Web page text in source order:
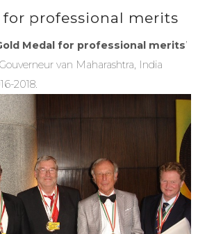
professional merits
Medal for professional merits’
van Maharashtra, India
2018.